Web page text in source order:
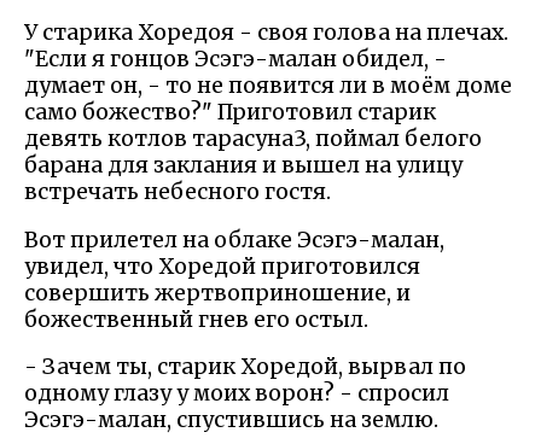
У старика Хоредоя - своя голова на плечах.
"Если я гонцов Эсэгэ-малан обидел, -
думает он, - то не появится ли в моём доме
само божество?" Приготовил старик
девять котлов тарасуна3, поймал белого
барана для заклания и вышел на улицу
встречать небесного гостя.
Вот прилетел на облаке Эсэгэ-малан,
увидел, что Хоредой приготовился
совершить жертвоприношение, и
божественный гнев его остыл.
- Зачем ты, старик Хоредой, вырвал по
одному глазу у моих ворон? - спросил
Эсэгэ-малан, спустившись на землю.